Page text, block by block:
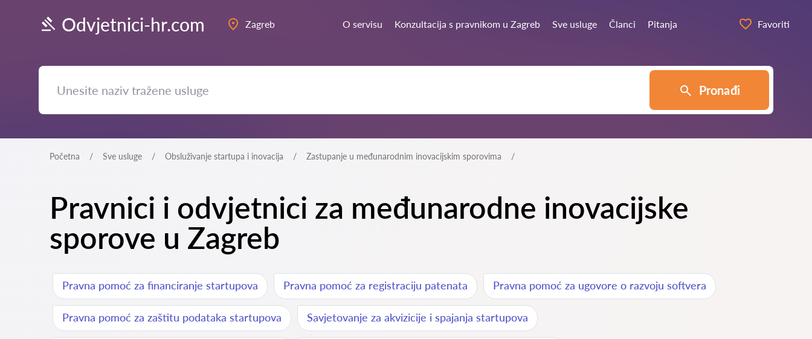
Odvjetnici-hr.com Zagreb O servisu Konzultacija s pravnikom u Zagreb Sve usluge Članci Pitanja Favoriti
Pronađi
Početna Sve usluge Obsluživanje startupa i inovacija Zastupanje u međunarodnim inovacijskim sporovima
Pravnici i odvjetnici za međunarodne inovacijske
sporove u Zagreb
Pravna pomoć za financiranje startupova Pravna pomoć za registraciju patenata Pravna pomoć za ugovore o razvoju softvera
Pravna pomoć za zaštitu podataka startupova Savjetovanje za akvizicije i spajanja startupova